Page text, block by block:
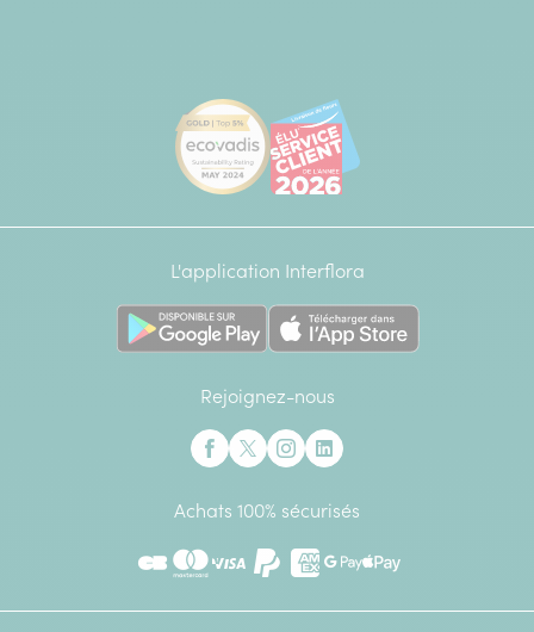
[Ecovadis Gold Badge - Top 5%
L'application Interflora
Rejoignez-nous
Achats 100% sécurisés
CB Mastercard PaypalAmerican Express
Google Pay
Apple Pay